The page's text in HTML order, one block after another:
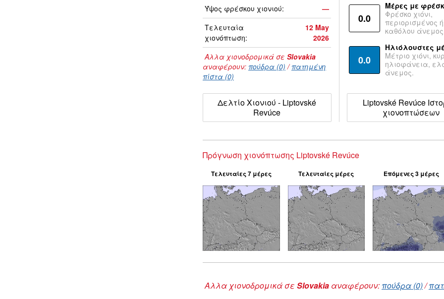
Ύψος φρέσκου χιονιού:
—
Τελευταία
χιονόπτωση:
12 May
2026
Αλλα χιονοδρομικά σε Slovakia
αναφέρουν: πούδρα (0) /πατημένη
πίστα (0)
Δελτίο Χιονιού - Liptovské
Revúce
0.0
Μέρες με
Φρέσκο χιόνι,
περιορισμένος
καθόλου
0.0
Ηλιόλουστες
Μέτριο χιόνι,
ηλιοφάνεια,
άνεμος.
Liptovské Revúce
χιονοπτώσεων
Πρόγνωση χιονόπτωσης Liptovské Revúce
Τελευταίες 7 μέρες Τελευταίες μέρες Επόμενες 3 μέρες
Αλλα χιονοδρομικά σε Slovakia αναφέρουν: πούδρα (0)/